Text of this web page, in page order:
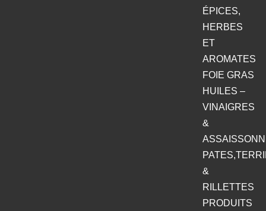
ÉPICES,
HERBES
ET
AROMATES
FOIE GRAS
HUILES –
VINAIGRES
&
&
RILLETTES
PRODUITS